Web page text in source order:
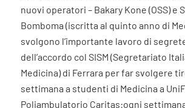
nuovi operatori – Bakary Kone (OSS) e
Bomboma (iscritta al quinto anno di
svolgono l’importante lavoro di
dell’accordo col SISM (Segretariato
Medicina) di Ferrara per far svolgere
settimana a studenti di Medicina a
Poliambulatorio Caritas:ogni